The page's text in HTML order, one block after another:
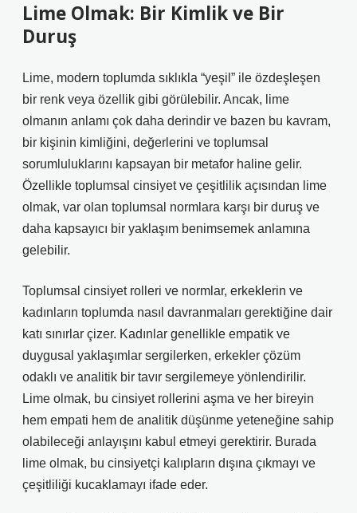
Lime Olmak: Bir Kimlik ve Bir
Duruş
Lime, modern toplumda sıklıkla “yeşil” ile özdeşleşen
bir renk veya özellik gibi görülebilir. Ancak, lime
olmanın anlamı çok daha derindir ve bazen bu kavram,
bir kişinin kimliğini, değerlerini ve toplumsal
sorumluluklarını kapsayan bir metafor haline gelir.
Özellikle toplumsal cinsiyet ve çeşitlilik açısından lime
olmak, var olan toplumsal normlara karşı bir duruş ve
daha kapsayıcı bir yaklaşım benimsemek anlamına
gelebilir.
Toplumsal cinsiyet rolleri ve normlar, erkeklerin ve
kadınların toplumda nasıl davranmaları gerektiğine dair
katı sınırlar çizer. Kadınlar genellikle empatik ve
duygusal yaklaşımlar sergilerken, erkekler çözüm
odaklı ve analitik bir tavır sergilemeye yönlendirilir.
Lime olmak, bu cinsiyet rollerini aşma ve her bireyin
hem empati hem de analitik düşünme yeteneğine sahip
olabileceği anlayışını kabul etmeyi gerektirir. Burada
lime olmak, bu cinsiyetçi kalıpların dışına çıkmayı ve
çeşitliliği kucaklamayı ifade eder.